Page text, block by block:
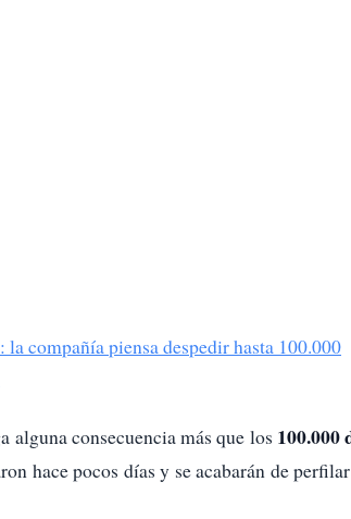
compañía piensa despedir hasta 100.000
alguna consecuencia más que los 100.000
hace pocos días y se acabarán de